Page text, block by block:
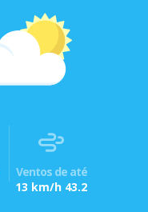
Ventos de até
13 km/h 43.2